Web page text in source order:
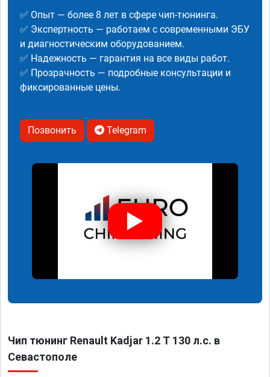
✅ Опыт — более 8 лет в сфере чип-тюнинга.
✅ Экспертность — работаем с современными ЭБУ
и диагностическим оборудованием.
✅ Надежность — гарантия на все виды работ.
✅ Прозрачность — подробные консультации и
фиксированные цены.
Позвонить Telegram
Чип тюнинг Renault Kadjar 1.2 T 130 л.с. в
Севастополе